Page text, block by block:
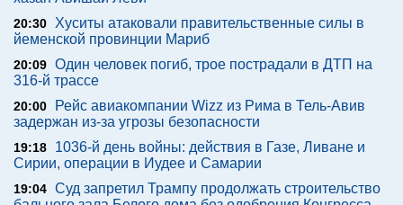
20:30 Хуситы атаковали правительственные силы в
йеменской провинции Мариб
20:09 Один человек погиб, трое пострадали в ДТП на
316-й трассе
20:00
Рейс авиакомпании Wizz из Рима в Тель-Авив
задержан из-за угрозы безопасности
19:18
1036-й день войны: действия в Газе, Ливане и
Сирии, операции в Иудее и Самарии
19:04 Суд запретил Трампу продолжать строительство